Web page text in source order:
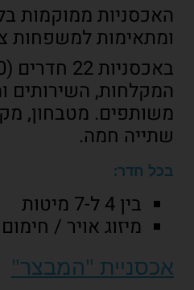
האכסניות ממוקמות
ומתאימות למשפחות
המקלחות, השירותים
משותפים. מטבחון,
שתייה חמה.
בכל חדר:
בין 4 ל-7 מיטות
מיזוג אויר / חימום
אכסניית "המבצר"